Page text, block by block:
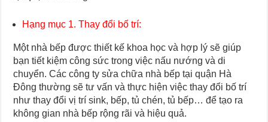
Hạng mục 1. Thay đổi bố trí:
Một nhà bếp được thiết kế khoa học và hợp lý sẽ giúp
bạn tiết kiệm công sức trong việc nấu nướng và di
chuyển. Các công ty sửa chữa nhà bếp tại quận Hà
Đông thường sẽ tư vấn và thực hiện việc thay đổi bố trí
như thay đổi vị trí sink, bếp, tủ chén, tủ bếp… để tạo ra
không gian nhà bếp rộng rãi và hiệu quả.